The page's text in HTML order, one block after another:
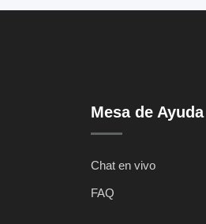
Mesa de Ayuda
Chat en vivo
FAQ